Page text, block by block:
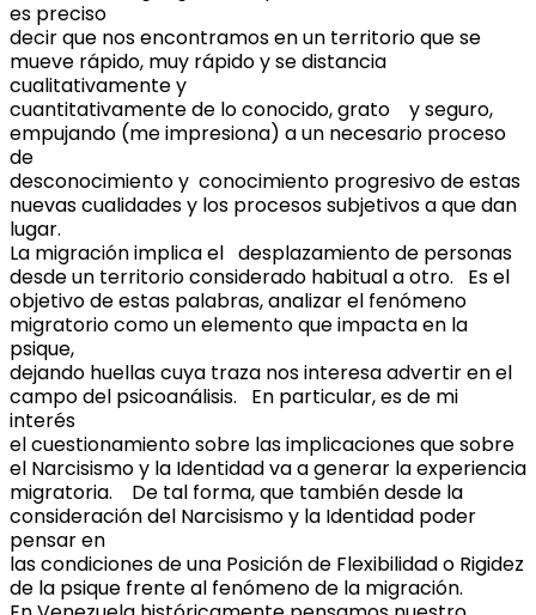
es preciso
decir que nos encontramos en un territorio que se
mueve rápido, muy rápido y se distancia
cualitativamente y
cuantitativamente de lo conocido, grato y seguro,
empujando (me impresiona) a un necesario proceso
de
desconocimiento y conocimiento progresivo de estas
nuevas cualidades y los procesos subjetivos a que dan
lugar.
La migración implica el desplazamiento de personas
desde un territorio considerado habitual a otro. Es el
objetivo de estas palabras, analizar el fenómeno
migratorio como un elemento que impacta en la
psique,
dejando huellas cuya traza nos interesa advertir en el
campo del psicoanálisis. En particular, es de mi
interés
el cuestionamiento sobre las implicaciones que sobre
el Narcisismo y la Identidad va a generar la experiencia
migratoria. De tal forma, que también desde la
consideración del Narcisismo y la Identidad poder
pensar en
las condiciones de una Posición de Flexibilidad o Rigidez
de la psique frente al fenómeno de la migración.